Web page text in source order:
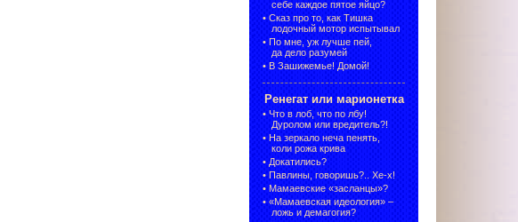
себе каждое пятое яйцо?
• Сказ про то, как Тишка
лодочный мотор испытывал
• По мне, уж лучше пей,
да дело разумей
• В Зашижемье! Домой!
Ренегат или марионетка
• Что в лоб, что по лбу!
Дуролом или вредитель?!
• На зеркало неча пенять,
коли рожа крива
• Докатились?
• Павлины, говоришь?.. Хе-х!
• Мамаевские «засланцы»?
• «Мамаевская идеология» –
ложь и демагогия?